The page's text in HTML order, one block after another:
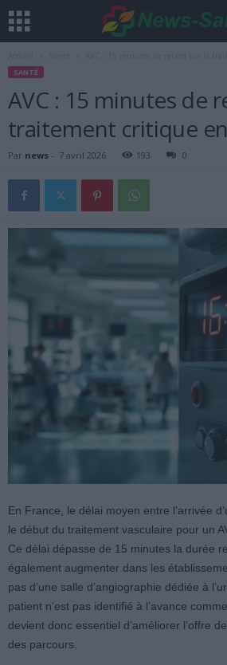
SANTÉ
AVC : 15 minutes de
traitement critique
Par news - 7 avril 2026 193 0
En France, le délai moyen entre l’arrivée
le début du traitement vasculaire pour un
Ce délai dépasse de 15 minutes la durée
également augmenter dans les
pas d’une salle d’angiographie dédiée à
patient n’est pas identifié à l’avance
devient donc essentiel d’améliorer l’offre
des parcours.